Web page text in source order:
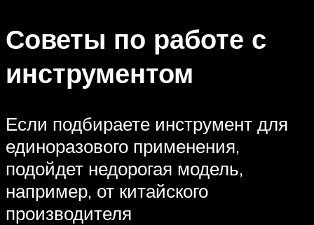
Советы по работе с
инструментом
Если подбираете инструмент для
единоразового применения,
подойдет недорогая модель,
например, от китайского
производителя